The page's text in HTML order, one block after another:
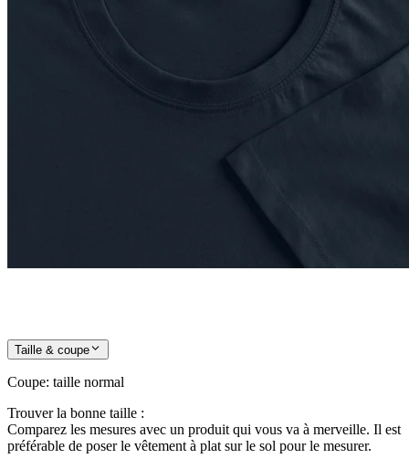
Taille & coupe
Coupe: taille normal
Trouver la bonne taille :
Comparez les mesures avec un produit qui vous va à merveille. Il est
préférable de poser le vêtement à plat sur le sol pour le mesurer.